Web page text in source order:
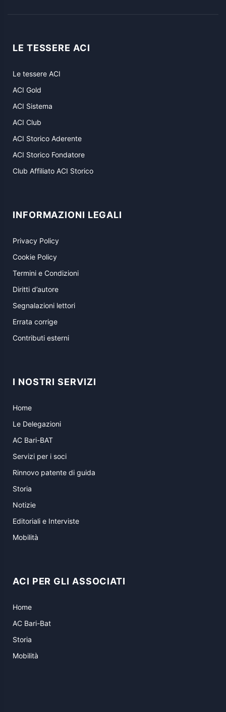
LE TESSERE ACI
Le tessere ACI
ACI Gold
ACI Sistema
ACI Club
ACI Storico Aderente
ACI Storico Fondatore
Club Affiliato ACI Storico
INFORMAZIONI LEGALI
Privacy Policy
Cookie Policy
Termini e Condizioni
Diritti d’autore
Segnalazioni lettori
Errata corrige
Contributi esterni
I NOSTRI SERVIZI
Home
Le Delegazioni
AC Bari-BAT
Servizi per i soci
Rinnovo patente di guida
Storia
Notizie
Editoriali e Interviste
Mobilità
ACI PER GLI ASSOCIATI
Home
AC Bari-Bat
Storia
Mobilità